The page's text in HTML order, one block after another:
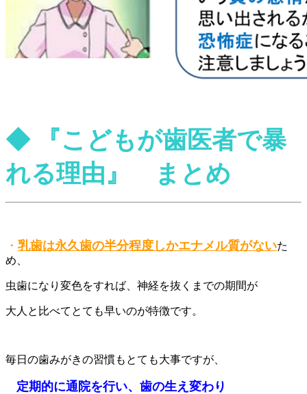
◆『こどもが歯医者で暴
れる理由』 まとめ
・ 乳歯は永久歯の半分程度しかエナメル質がないた
め、
虫歯になり変色をすれば、神経を抜くまでの期間が
大人と比べてとても早いのが特徴です。
毎日の歯みがきの習慣もとても大事ですが、
定期的に通院を行い、歯の生え変わり